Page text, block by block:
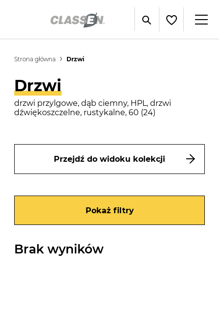
Strona główna Drzwi
Drzwi
drzwi przylgowe, dąb ciemny, HPL, drzwi
dźwiękoszczelne, rustykalne, 60 (24)
Przejdź do widoku kolekcji
Pokaż filtry
Brak wyników